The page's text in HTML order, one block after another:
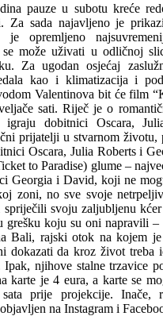
pauze u subotu kreće
Za sada najavljeno je
je opremljeno
se može uživati u odličnoj
Za ugodan osjećaj
kao i klimatizacija i
Valentinova bit će film
sati. Riječ je o
igraju dobitnici Oscara,
prijatelji u stvarnom životu,
Oscara, Julia Roberts i
to Paradise) glume –
Georgia i David, koji ne
zoni, no sve svoje
spriječili svoju zaljubljenu
grešku koju su oni napravili –
Bali, rajski otok na kojem
dokazati da kroz život treba
Ipak, njihove stalne trzavice
karte je 4 eura, a karte se
prije projekcije. Inače,
na Instagram i